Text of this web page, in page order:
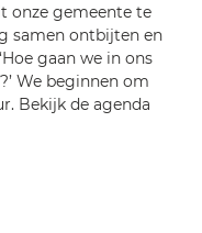
onze gemeente te
samen ontbijten en
gaan we in ons
We beginnen om
Bekijk de agenda